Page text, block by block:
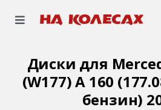
Диски для
(W177) A 160
бензин)